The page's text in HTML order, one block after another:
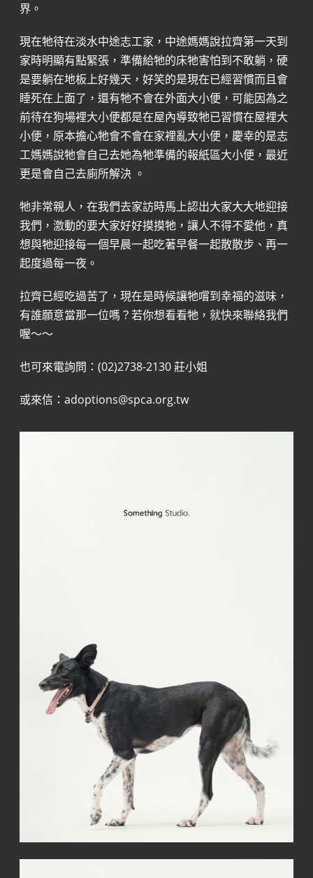
界。
現在牠待在淡水中途志工家，中途媽媽說拉齊第一天到
家時明顯有點緊張，準備給牠的床牠害怕到不敢躺，硬
是要躺在地板上好幾天，好笑的是現在已經習慣而且會
睡死在上面了，還有牠不會在外面大小便，可能因為之
前待在狗場裡大小便都是在屋內導致牠已習慣在屋裡大
小便，原本擔心牠會不會在家裡亂大小便，慶幸的是志
工媽媽說牠會自己去她為牠準備的報紙區大小便，最近
更是會自己去廁所解決 。
牠非常親人，在我們去家訪時馬上認出大家大大地迎接
我們，激動的要大家好好摸摸牠，讓人不得不愛他，真
想與牠迎接每一個早晨一起吃著早餐一起散散步、再一
起度過每一夜。
拉齊已經吃過苦了，現在是時候讓牠嚐到幸福的滋味，
有誰願意當那一位嗎？若你想看看牠，就快來聯絡我們
喔～～
也可來電詢問：(02)2738-2130 莊小姐
或來信： adoptions@spca.org.tw